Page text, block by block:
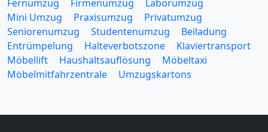
Fernumzug
Firmenumzug
Laborumzug
Mini Umzug
Praxisumzug
Privatumzug
Seniorenumzug
Studentenumzug
Beiladung
Entrümpelung
Halteverbotszone
Klaviertransport
Möbellift
Haushaltsauflösung
Möbeltaxi
Möbelmitfahrzentrale
Umzugskartons